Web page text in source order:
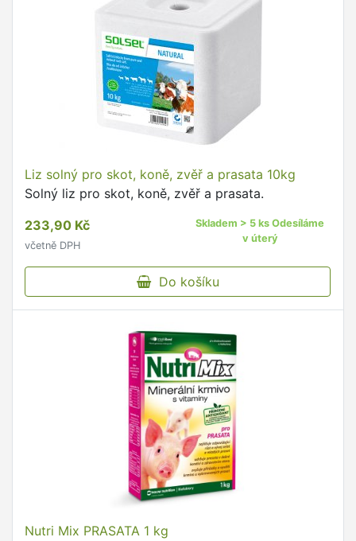
Liz solný pro skot, koně, zvěř a prasata 10kg
Solný liz pro skot, koně, zvěř a prasata.
233,90 Kč
včetně DPH
Skladem > 5 ks Odesíláme
v úterý
Do košíku
Nutri Mix PRASATA 1 kg